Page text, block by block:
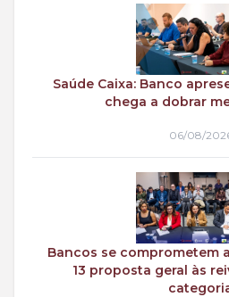
Saúde Caixa: Banco
chega a dobrar
06/08/
Bancos se comprometem
13 proposta geral às